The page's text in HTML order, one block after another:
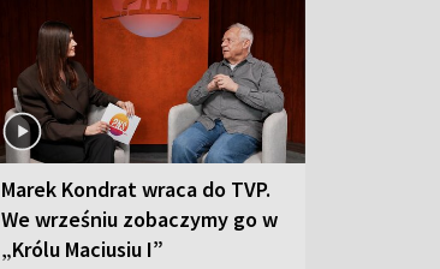
Marek Kondrat wraca do TVP.
We wrześniu zobaczymy go w
„Królu Maciusiu I”